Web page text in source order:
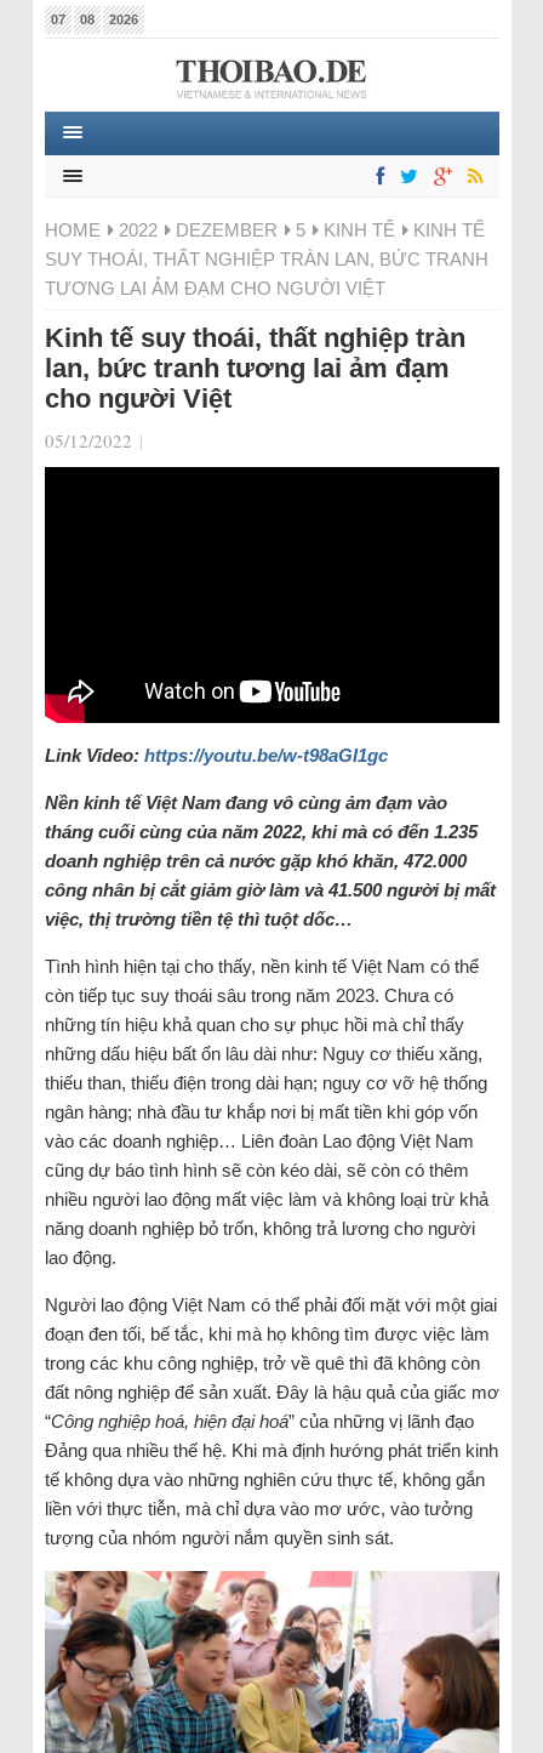
07 08 2026
HOME 2022 DEZEMBER 5 KINH TẾ
KINH TẾ
SUY THOÁI, THẤT NGHIỆP TRÀN LAN, BỨC TRANH
TƯƠNG LAI ẢM ĐẠM CHO NGƯỜI VIỆT
Kinh tế suy thoái, thất nghiệp tràn
lan, bức tranh tương lai ảm đạm
cho người Việt
05/12/2022 |
Link Video: https://youtu.be/w-t98aGI1gc
Nền kinh tế Việt Nam đang vô cùng ảm đạm vào
tháng cuối cùng của năm 2022, khi mà có đến 1.235
doanh nghiệp trên cả nước gặp khó khăn, 472.000
công nhân bị cắt giảm giờ làm và 41.500 người bị mất
việc, thị trường tiền tệ thì tuột dốc…
Tình hình hiện tại cho thấy, nền kinh tế Việt Nam có thể
còn tiếp tục suy thoái sâu trong năm 2023. Chưa có
những tín hiệu khả quan cho sự phục hồi mà chỉ thấy
những dấu hiệu bất ổn lâu dài như: Nguy cơ thiếu xăng,
thiếu than, thiếu điện trong dài hạn; nguy cơ vỡ hệ thống
ngân hàng; nhà đầu tư khắp nơi bị mất tiền khi góp vốn
vào các doanh nghiệp… Liên đoàn Lao động Việt Nam
cũng dự báo tình hình sẽ còn kéo dài, sẽ còn có thêm
nhiều người lao động mất việc làm và không loại trừ khả
năng doanh nghiệp bỏ trốn, không trả lương cho người
lao động.
Người lao động Việt Nam có thể phải đối mặt với một giai
đoạn đen tối, bế tắc, khi mà họ không tìm được việc làm
trong các khu công nghiệp, trở về quê thì đã không còn
đất nông nghiệp để sản xuất. Đây là hậu quả của giấc mơ
“Công nghiệp hoá, hiện đại hoá” của những vị lãnh đạo
Đảng qua nhiều thế hệ. Khi mà định hướng phát triển kinh
tế không dựa vào những nghiên cứu thực tế, không gắn
liền với thực tiễn, mà chỉ dựa vào mơ ước, vào tưởng
tượng của nhóm người nắm quyền sinh sát.